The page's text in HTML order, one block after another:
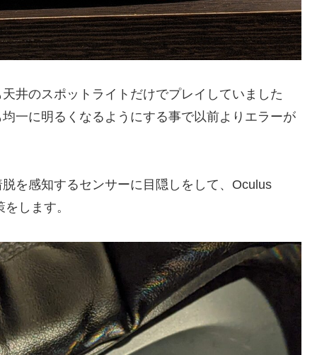
井のスポットライトだけでプレイしていました
一に明るくなるようにする事で以前よりエラーが
を感知するセンサーに目隠しをして、Oculus
します。